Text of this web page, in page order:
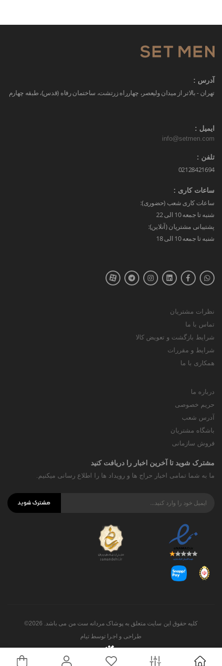
آدرس :
تهران - بالاتر از میدان ولیعصر، چهارراه زرتشت، ساختمان رفاه (قدس)، طبقه چهارم
ایمیل :
info@setmen.com
تلفن :
02128421694
ساعات کاری :
ساعات کاری شعب (حضوری):
شنبه تا جمعه 10 الی 22
پشتیبانی مشتریان (آنلاین):
شنبه تا جمعه 10 الی 18
نظرات مشتریان
تماس با ما
شرایط بازگشت و تعویض کالا
شرایط و مقررات
همکاری با ما
درباره ما
حریم خصوصی
آدرس شعب
باشگاه مشتریان
فروش سازمانی
مشترک شوید تا آخرین اخبار را دریافت کنید
ما به شما تمامی اخبار حراج ها و رویداد ها را اطلاع رسانی میکنیم.
مشترک شوید
کلیه حقوق این سایت متعلق به پوشاک مردانه ست من می باشد. 2026©
طراحی و اجرا توسط تیام